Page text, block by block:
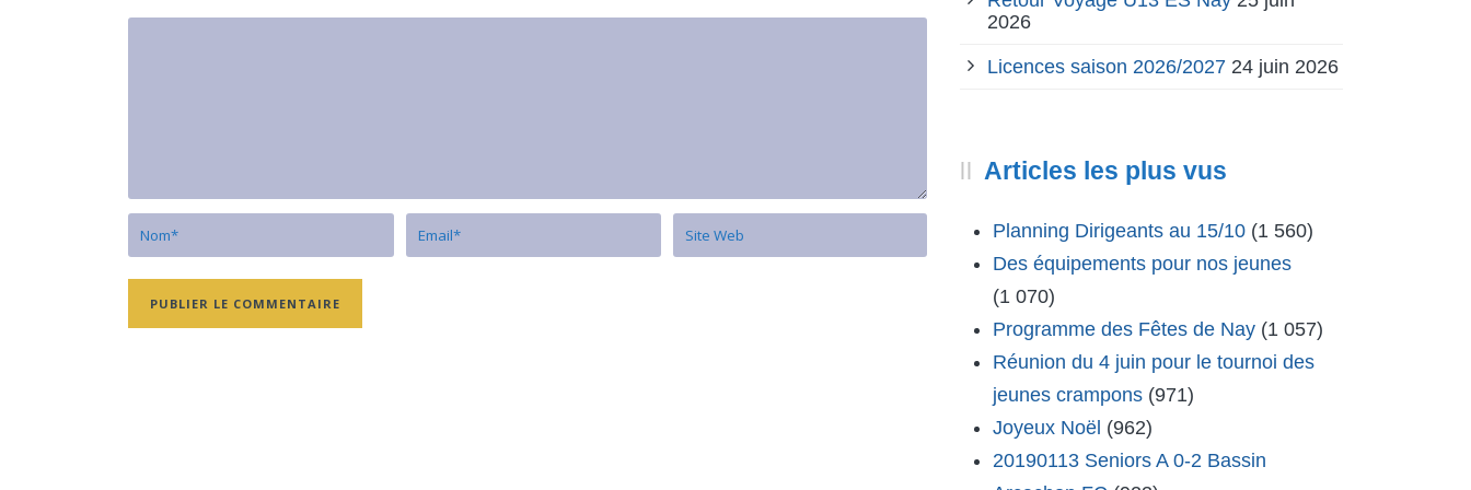
2026
Licences saison 2026/2027 24 juin 2026
Articles les plus vus
Planning Dirigeants au 15/10 (1 560)
Des équipements pour nos jeunes
(1 070)
Programme des Fêtes de Nay (1 057)
Réunion du 4 juin pour le tournoi des
jeunes crampons (971)
Joyeux Noël (962)
20190113 Seniors A 0-2 Bassin